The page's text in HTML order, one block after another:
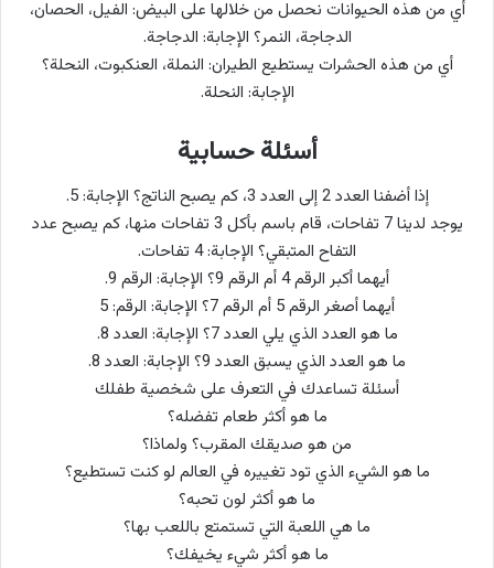
أي من هذه الحيوانات نحصل من خلالها على البيض: الفيل، الحصان،
الدجاجة، النمر؟ الإجابة: الدجاجة.
أي من هذه الحشرات يستطيع الطيران: النملة، العنكبوت، النحلة؟
الإجابة: النحلة.
أسئلة حسابية
إذا أضفنا العدد 2 إلى العدد 3، كم يصبح الناتج؟ الإجابة: 5.
يوجد لدينا 7 تفاحات، قام باسم بأكل 3 تفاحات منها، كم يصبح عدد
التفاح المتبقي؟ الإجابة: 4 تفاحات.
أيهما أكبر الرقم 4 أم الرقم 9؟ الإجابة: الرقم 9.
أيهما أصغر الرقم 5 أم الرقم 7؟ الإجابة: الرقم: 5
ما هو العدد الذي يلي العدد 7؟ الإجابة: العدد 8.
ما هو العدد الذي يسبق العدد 9؟ الإجابة: العدد 8.
أسئلة تساعدك في التعرف على شخصية طفلك
ما هو أكثر طعام تفضله؟
من هو صديقك المقرب؟ ولماذا؟
ما هو الشيء الذي تود تغييره في العالم لو كنت تستطيع؟
ما هو أكثر لون تحبه؟
ما هي اللعبة التي تستمتع باللعب بها؟
ما هو أكثر شيء يخيفك؟